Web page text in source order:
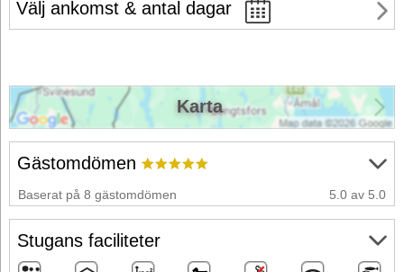
Välj ankomst & antal dagar
Gästomdömen
Baserat på 8 gästomdömen 5.0 av 5.0
Stugans faciliteter
Karta